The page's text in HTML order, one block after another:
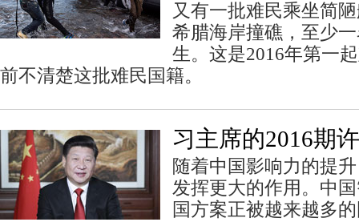
又有一批难民乘坐简
希腊海岸撞礁，至少
生。这是2016年第一
前不清楚这批难民国籍。
习主席的2016期许
随着中国影响力的提
发挥更大的作用。中
国方案正被越来越多